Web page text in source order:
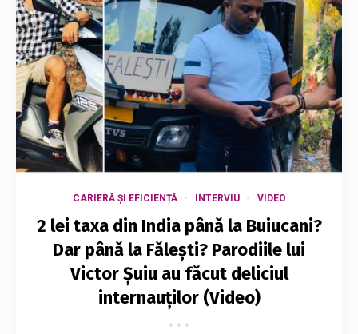
CARIERĂ ȘI EFICIENȚĂ INTERVIU VIDEO
2 lei taxa din India până la Buiucani?
Dar până la Fălești? Parodiile lui
Victor Șuiu au făcut deliciul
internauților (Video)